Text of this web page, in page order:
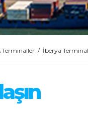
Terminaller / İberya